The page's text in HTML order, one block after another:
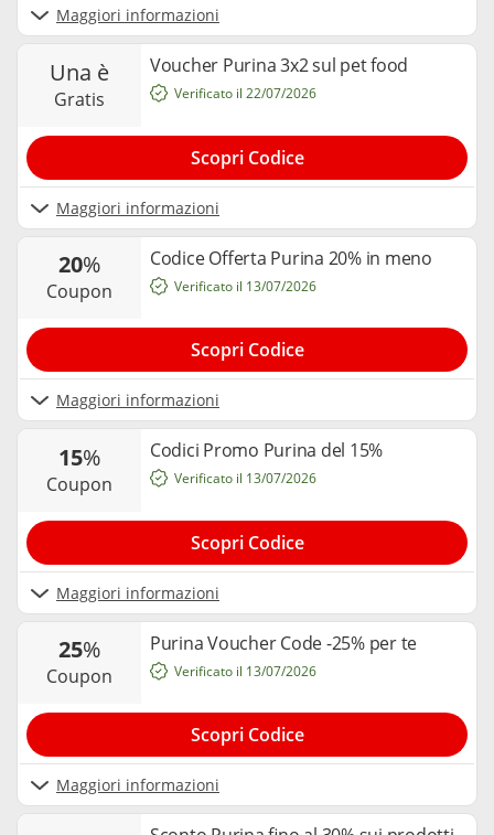
Maggiori informazioni
una è
gratis
Voucher Purina 3x2 sul pet food
Maggiori informazioni
Verificato il 22/07/2026
Scopri Codice
20%
coupon
Codice Offerta Purina 20% in meno
Maggiori informazioni
Verificato il 13/07/2026
Scopri Codice
15%
coupon
Codici Promo Purina del 15%
Maggiori informazioni
Verificato il 13/07/2026
Scopri Codice
25%
coupon
Purina Voucher Code -25% per te
Maggiori informazioni
Verificato il 13/07/2026
Scopri Codice